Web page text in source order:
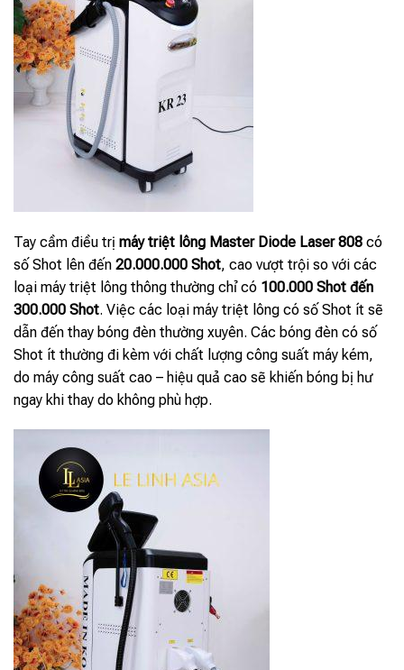
Tay cầm điều trị máy triệt lông Master Diode Laser 808 có
số Shot lên đến 20.000.000 Shot, cao vượt trội so với các
loại máy triệt lông thông thường chỉ có 100.000 Shot đến
300.000 Shot. Việc các loại máy triệt lông có số Shot ít sẽ
dẫn đến thay bóng đèn thường xuyên. Các bóng đèn có số
Shot ít thường đi kèm với chất lượng công suất máy kém,
do máy công suất cao – hiệu quả cao sẽ khiến bóng bị hư
ngay khi thay do không phù hợp.